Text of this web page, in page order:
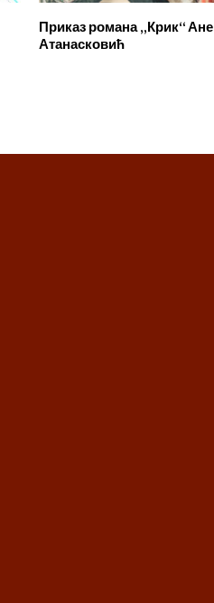
Приказ романа „Крик“ Ане
Атанасковић